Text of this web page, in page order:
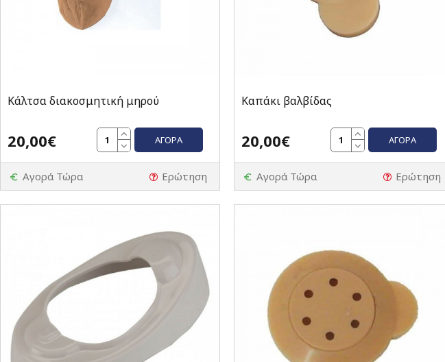
Κάλτσα διακοσμητική μηρού
20,00€ ΑΓΟΡΆ
Αγορά Τώρα Ερώτηση
Καπάκι βαλβίδας
20,00€ ΑΓΟΡΆ
Αγορά Τώρα Ερώτηση